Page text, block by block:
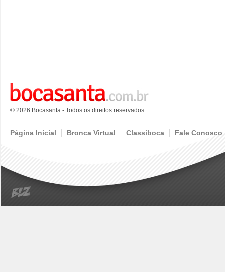
© 2026 Bocasanta - Todos os direitos reservados.
Página Inicial Bronca Virtual Classiboca Fale Conosco